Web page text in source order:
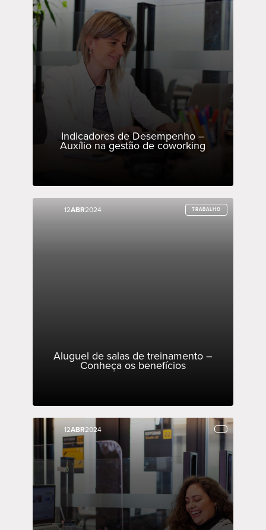
Indicadores de Desempenho –
Auxílio na gestão de coworking
12ABR2024 TRABALHO
Aluguel de salas de treinamento –
Conheça os benefícios
12ABR2024 TRABALHO
12ABR2024
12ABR2024